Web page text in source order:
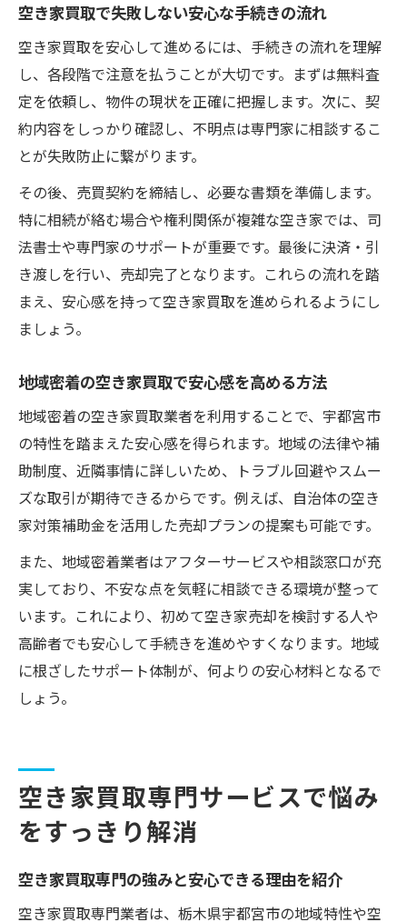
空き家買取後の活用方法で安心を叶えるス
テップ
売却時の安心感を高める空き家買取の進め方
空き家買取で売却時も安心感を得るための
進め方
空き家買取のスムーズな売却方法と安心サ
ポート
空き家買取の流れを押さえて安心取引を実
現しよう
空き家買取で売却後の不安を減らすための
注意点
ント
空き家買取で失敗しない安心な手続きの流れ
空き家買取を安心して進めるには、手続きの流れを理解
し、各段階で注意を払うことが大切です。まずは無料査
定を依頼し、物件の現状を正確に把握します。次に、契
約内容をしっかり確認し、不明点は専門家に相談するこ
とが失敗防止に繋がります。
その後、売買契約を締結し、必要な書類を準備します。
特に相続が絡む場合や権利関係が複雑な空き家では、司
法書士や専門家のサポートが重要です。最後に決済・引
き渡しを行い、売却完了となります。これらの流れを踏
まえ、安心感を持って空き家買取を進められるようにし
ましょう。
地域密着の空き家買取で安心感を高める方法
地域密着の空き家買取業者を利用することで、宇都宮市
の特性を踏まえた安心感を得られます。地域の法律や補
助制度、近隣事情に詳しいため、トラブル回避やスムー
ズな取引が期待できるからです。例えば、自治体の空き
家対策補助金を活用した売却プランの提案も可能です。
また、地域密着業者はアフターサービスや相談窓口が充
実しており、不安な点を気軽に相談できる環境が整って
います。これにより、初めて空き家売却を検討する人や
高齢者でも安心して手続きを進めやすくなります。地域
に根ざしたサポート体制が、何よりの安心材料となるで
しょう。
空き家買取専門サービスで悩み
をすっきり解消
空き家買取専門の強みと安心できる理由を紹介
空き家買取専門業者は、栃木県宇都宮市の地域特性や空